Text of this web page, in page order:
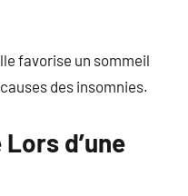
favorise un sommeil
des insomnies.
d’une